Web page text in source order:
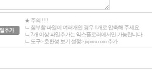
★ 주의 ! ! !
ㄴ 첨부할 파일이 여러개인 경우 1개로 압축해 주세요.
ㄴ 2개 이상 파일추가는 익스플로러에서만 가능합니다.
ㄴ 도구> 호환성 보기 설정> jupum.com 추가